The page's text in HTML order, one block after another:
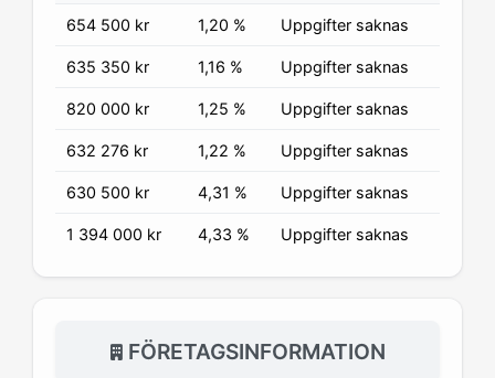
654 500 kr 1,20 % Uppgifter saknas
635 350 kr 1,16 % Uppgifter saknas
820 000 kr 1,25 % Uppgifter saknas
632 276 kr 1,22 % Uppgifter saknas
630 500 kr 4,31 % Uppgifter saknas
1 394 000 kr 4,33 % Uppgifter saknas
FÖRETAGSINFORMATION